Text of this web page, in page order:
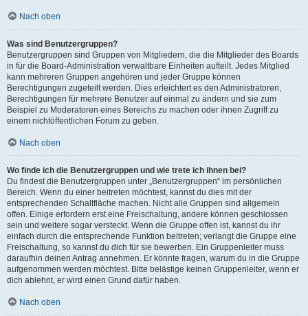
Nach oben
Was sind Benutzergruppen?
Benutzergruppen sind Gruppen von Mitgliedern, die die Mitglieder des Boards
in für die Board-Administration verwaltbare Einheiten aufteilt. Jedes Mitglied
kann mehreren Gruppen angehören und jeder Gruppe können
Berechtigungen zugeteilt werden. Dies erleichtert es den Administratoren,
Berechtigungen für mehrere Benutzer auf einmal zu ändern und sie zum
Beispiel zu Moderatoren eines Bereichs zu machen oder ihnen Zugriff zu
einem nichtöffentlichen Forum zu geben.
Nach oben
Wo finde ich die Benutzergruppen und wie trete ich ihnen bei?
Du findest die Benutzergruppen unter „Benutzergruppen“ im persönlichen
Bereich. Wenn du einer beitreten möchtest, kannst du dies mit der
entsprechenden Schaltfläche machen. Nicht alle Gruppen sind allgemein
offen. Einige erfordern erst eine Freischaltung, andere können geschlossen
sein und weitere sogar versteckt. Wenn die Gruppe offen ist, kannst du ihr
einfach durch die entsprechende Funktion beitreten; verlangt die Gruppe eine
Freischaltung, so kannst du dich für sie bewerben. Ein Gruppenleiter muss
daraufhin deinen Antrag annehmen. Er könnte fragen, warum du in die Gruppe
aufgenommen werden möchtest. Bitte belästige keinen Gruppenleiter, wenn er
dich ablehnt, er wird einen Grund dafür haben.
Nach oben